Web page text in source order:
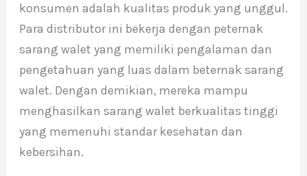
konsumen adalah kualitas produk yang unggul.
Para distributor ini bekerja dengan peternak
sarang walet yang memiliki pengalaman dan
pengetahuan yang luas dalam beternak sarang
walet. Dengan demikian, mereka mampu
menghasilkan sarang walet berkualitas tinggi
yang memenuhi standar kesehatan dan
kebersihan.